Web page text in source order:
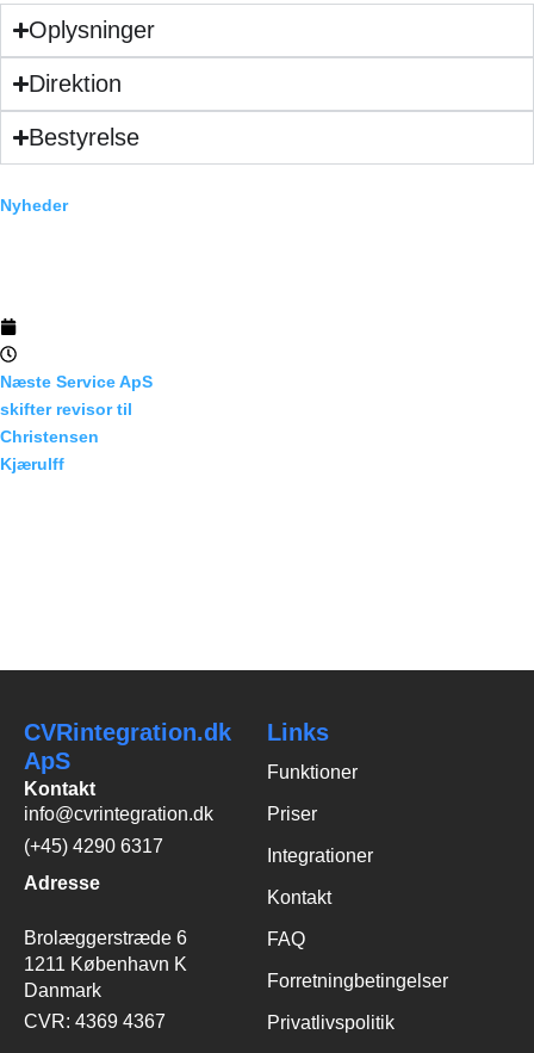
Integrationer
DK
Oplysninger
Direktion
Bestyrelse
Nyheder
Næste Service ApS
skifter revisor til
Christensen
Kjærulff
CVRintegration.dk
ApS
Kontakt
info@cvrintegration.dk
(+45) 4290 6317
Adresse
Brolæggerstræde 6
1211 København K
Danmark
CVR: 4369 4367
Links
Funktioner
Priser
Integrationer
Kontakt
FAQ
Forretningbetingelser
Privatlivspolitik